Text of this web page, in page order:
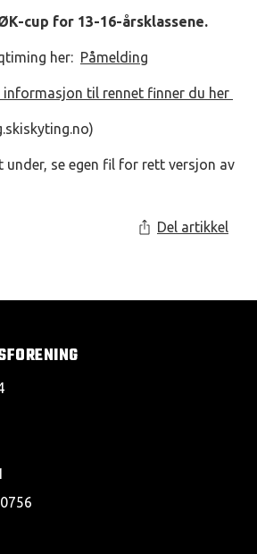
cup for 13-16-årsklassene.
her: Påmelding
til rennet finner du her
under, se egen fil for rett versjon av
Del artikkel